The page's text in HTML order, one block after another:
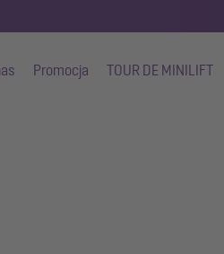
Promocja TOUR DE MINILIFT